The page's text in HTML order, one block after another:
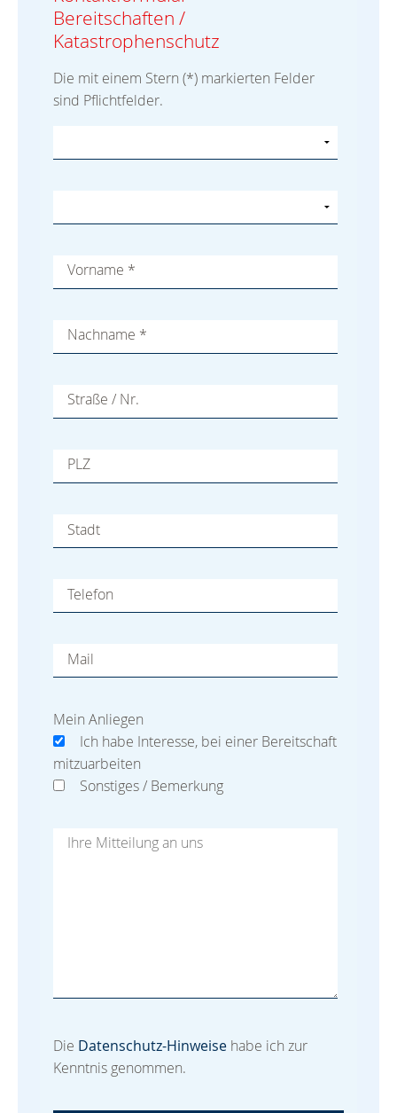
Bereitschaften /
Katastrophenschutz
Die mit einem Stern (*) markierten Felder
sind Pflichtfelder.
Vorname *
Nachname *
Straße / Nr.
PLZ
Stadt
Telefon
Mail
Mein Anliegen
Ich habe Interesse, bei einer Bereitschaft
mitzuarbeiten
Sonstiges / Bemerkung
Die Datenschutz-Hinweise habe ich zur
Kenntnis genommen.